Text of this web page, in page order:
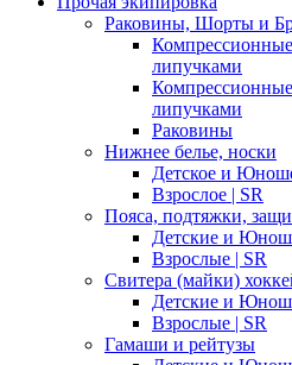
Раковины, Шорты и
липучками
липучками
Раковины
Нижнее белье, носки
Детское и
Взрослое | SR
Пояса, подтяжки,
Детские и
Взрослые | SR
Свитера (майки)
Детские и
Взрослые | SR
Гамаши и рейтузы